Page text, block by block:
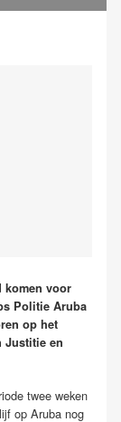
komen voor
Politie Aruba
op het
Justitie en
twee weken
op Aruba nog